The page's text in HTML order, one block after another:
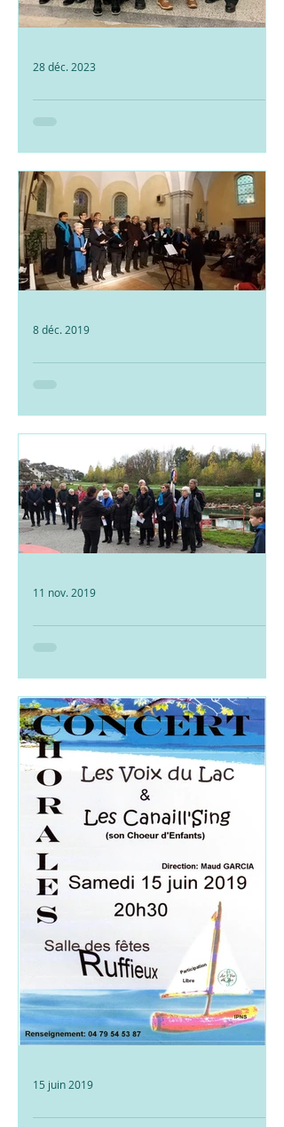
Concerts Chanaz & St
Déc. 2023
28 déc. 2023
Concert de Noël 2019
plus d'être venu si nombreux nous
écouter pour notre concert de Noël.
Cela a été un bonheur de partager...
8 déc. 2019
Commémoration du 11
Comme chaque année, nous avons
commémoré la fin de la première
guerre mondiale devant le
Monument aux Morts de Chanaz . A
cette occasion,...
11 nov. 2019
Concert du 15 juin 2019
15 juin 2019